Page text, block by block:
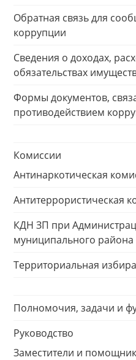
Обратная связь для
коррупции
Сведения о доходах,
обязательствах
Формы документов,
противодействием
Комиссии
Антинаркотическая
Антитеррористическая
КДН ЗП при
муниципального района
Территориальная
Полномочия, задачи и
Руководство
Заместители и